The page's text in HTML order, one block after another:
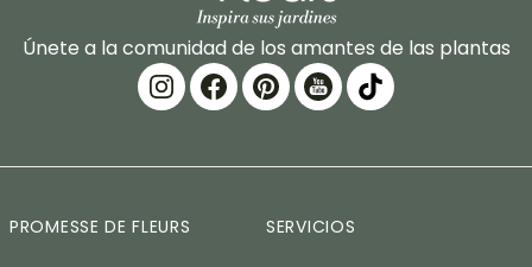
Únete a la comunidad de los amantes de las plantas
PROMESSE DE FLEURS SERVICIOS